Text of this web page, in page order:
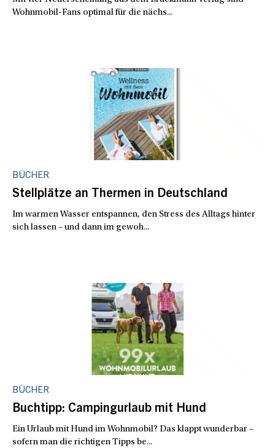
Wohnmobil-Fans optimal für die nächs...
BÜCHER
Stellplätze an Thermen in Deutschland
Im warmen Wasser entspannen, den Stress des Alltags hinter
sich lassen – und dann im gewoh...
BÜCHER
Buchtipp: Campingurlaub mit Hund
Ein Urlaub mit Hund im Wohnmobil? Das klappt wunderbar –
sofern man die richtigen Tipps be...